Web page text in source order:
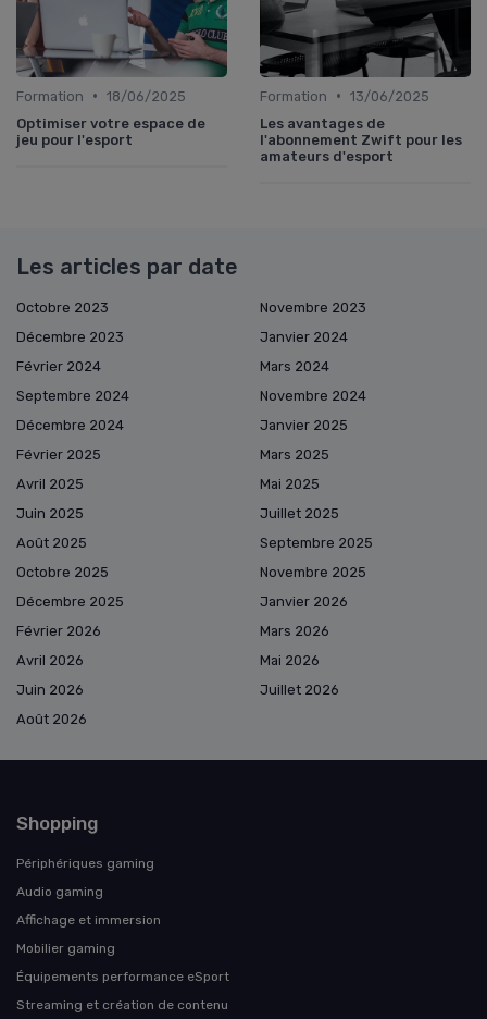
Formation • 18/06/2025
Optimiser votre espace de
jeu pour l'esport
Formation • 13/06/2025
Les avantages de
l'abonnement Zwift pour les
amateurs d'esport
Les articles par date
Octobre 2023
Novembre 2023
Décembre 2023
Janvier 2024
Février 2024
Mars 2024
Septembre 2024
Novembre 2024
Décembre 2024
Janvier 2025
Février 2025
Mars 2025
Avril 2025
Mai 2025
Juin 2025
Juillet 2025
Août 2025
Septembre 2025
Octobre 2025
Novembre 2025
Décembre 2025
Janvier 2026
Février 2026
Mars 2026
Avril 2026
Mai 2026
Juin 2026
Juillet 2026
Août 2026
Shopping
Périphériques gaming
Audio gaming
Affichage et immersion
Mobilier gaming
Équipements performance eSport
Streaming et création de contenu